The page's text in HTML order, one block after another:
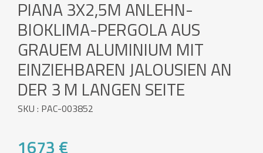
PIANA 3X2,5M ANLEHN-
BIOKLIMA-PERGOLA AUS
GRAUEM ALUMINIUM MIT
EINZIEHBAREN JALOUSIEN AN
DER 3 M LANGEN SEITE
SKU : PAC-003852
1673 €